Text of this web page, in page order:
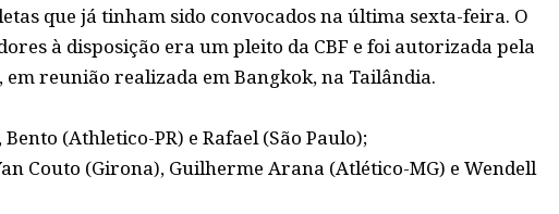
que já tinham sido convocados na última sexta-feira. O
à disposição era um pleito da CBF e foi autorizada pela
reunião realizada em Bangkok, na Tailândia.
(Athletico-PR) e Rafael (São Paulo);
Couto (Girona), Guilherme Arana (Atlético-MG) e Wendell